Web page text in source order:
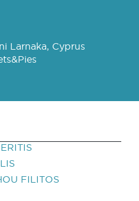
Larnaka, Cyprus
FILITOS